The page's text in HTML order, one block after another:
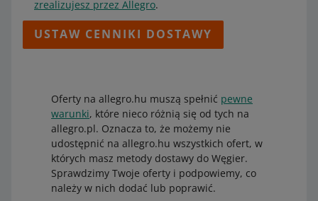
zrealizujesz przez Allegro.
USTAW CENNIKI DOSTAWY
Oferty na allegro.hu muszą spełnić pewne
warunki, które nieco różnią się od tych na
allegro.pl. Oznacza to, że możemy nie
udostępnić na allegro.hu wszystkich ofert, w
których masz metody dostawy do Węgier.
Sprawdzimy Twoje oferty i podpowiemy, co
należy w nich dodać lub poprawić.